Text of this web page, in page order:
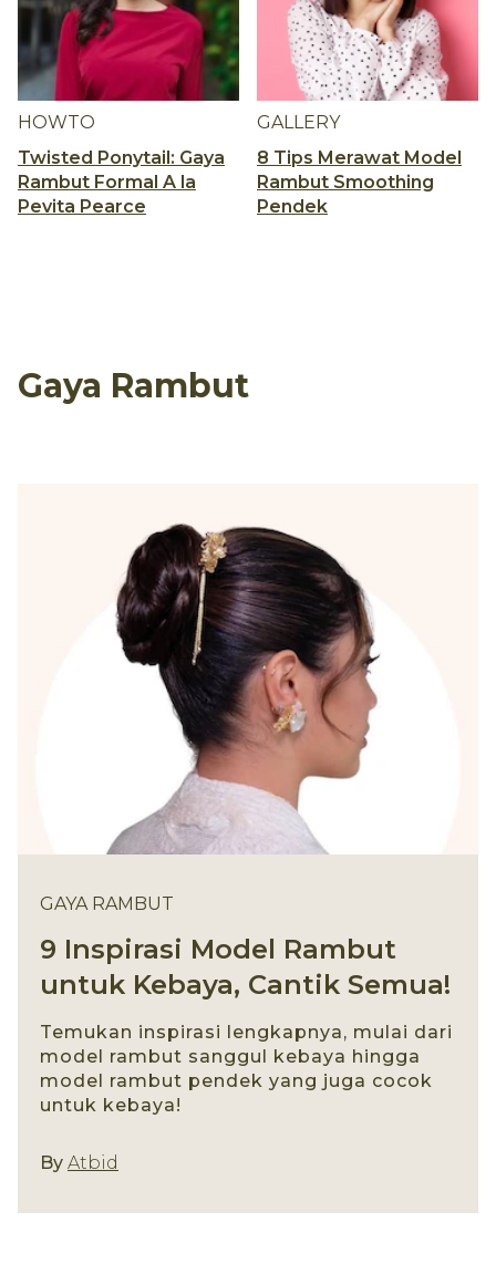
HOWTO
Twisted Ponytail: Gaya
Rambut Formal A la
Pevita Pearce
GALLERY
8 Tips Merawat Model
Rambut Smoothing
Pendek
Gaya Rambut
GAYA RAMBUT
9 Inspirasi Model Rambut
untuk Kebaya, Cantik Semua!
Temukan inspirasi lengkapnya, mulai dari
model rambut sanggul kebaya hingga
model rambut pendek yang juga cocok
untuk kebaya!
By Atbid